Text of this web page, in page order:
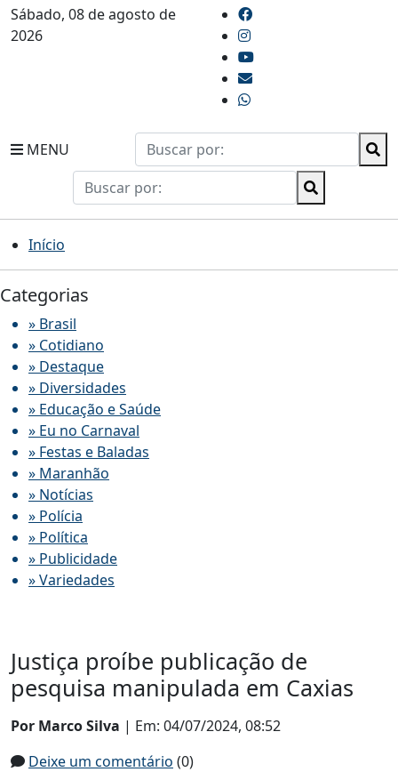
Sábado, 08 de agosto de
2026
MENU
Início
Categorias
» Brasil
» Cotidiano
» Destaque
» Diversidades
» Educação e Saúde
» Eu no Carnaval
» Festas e Baladas
» Maranhão
» Notícias
» Polícia
» Política
» Publicidade
» Variedades
Justiça proíbe publicação de
pesquisa manipulada em Caxias
Por Marco Silva | Em: 04/07/2024, 08:52
Deixe um comentário (0)